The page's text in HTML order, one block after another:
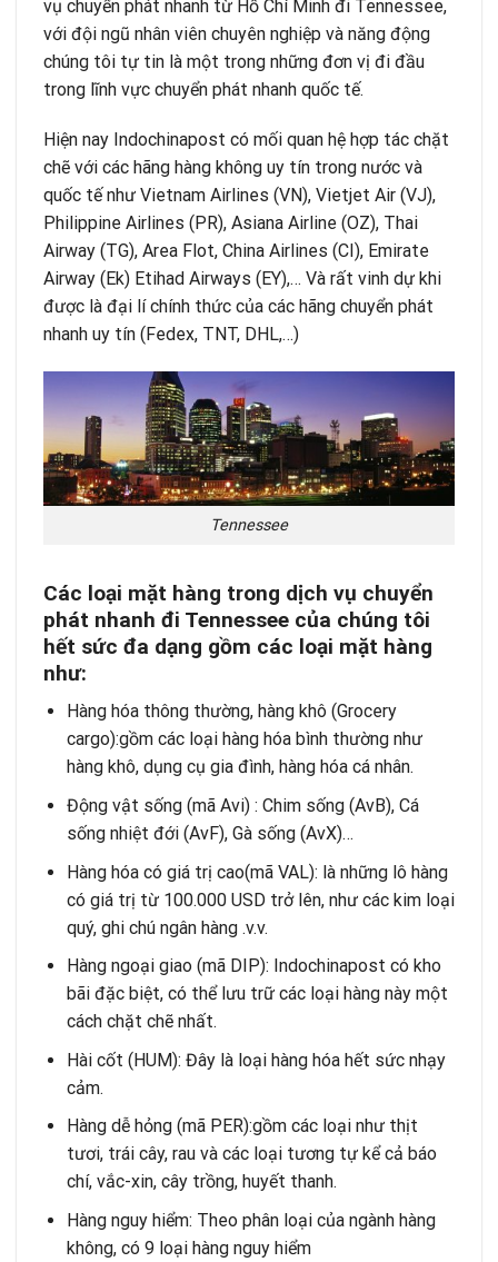
vụ chuyển phát nhanh từ Hồ Chí Minh đi Tennessee,
với đội ngũ nhân viên chuyên nghiệp và năng động
chúng tôi tự tin là một trong những đơn vị đi đầu
trong lĩnh vực chuyển phát nhanh quốc tế.
Hiện nay Indochinapost có mối quan hệ hợp tác chặt
chẽ với các hãng hàng không uy tín trong nước và
quốc tế như Vietnam Airlines (VN), Vietjet Air (VJ),
Philippine Airlines (PR), Asiana Airline (OZ), Thai
Airway (TG), Area Flot, China Airlines (CI), Emirate
Airway (Ek) Etihad Airways (EY),… Và rất vinh dự khi
được là đại lí chính thức của các hãng chuyển phát
nhanh uy tín (Fedex, TNT, DHL,…)
Tennessee
Các loại mặt hàng trong dịch vụ chuyển
phát nhanh đi Tennessee của chúng tôi
hết sức đa dạng gồm các loại mặt hàng
như:
Hàng hóa thông thường, hàng khô (Grocery
cargo):gồm các loại hàng hóa bình thường như
hàng khô, dụng cụ gia đình, hàng hóa cá nhân.
Động vật sống (mã Avi) : Chim sống (AvB), Cá
sống nhiệt đới (AvF), Gà sống (AvX)…
Hàng hóa có giá trị cao(mã VAL): là những lô hàng
có giá trị từ 100.000 USD trở lên, như các kim loại
quý, ghi chú ngân hàng .v.v.
Hàng ngoại giao (mã DIP): Indochinapost có kho
bãi đặc biệt, có thể lưu trữ các loại hàng này một
cách chặt chẽ nhất.
Hài cốt (HUM): Đây là loại hàng hóa hết sức nhạy
cảm.
Hàng dễ hỏng (mã PER):gồm các loại như thịt
tươi, trái cây, rau và các loại tương tự kể cả báo
chí, vắc-xin, cây trồng, huyết thanh.
Hàng nguy hiểm: Theo phân loại của ngành hàng
không, có 9 loại hàng nguy hiểm